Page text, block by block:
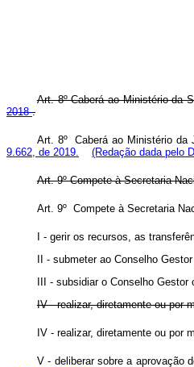
Art. 8º Caberá ao Ministério da
2018.
Art. 8º Caberá ao Ministério da
9.662, de 2019.
(Redação dada pelo
Art. 9º Compete à Secretaria
Art. 9º Compete à Secretaria
I - gerir os recursos, as
II - submeter ao Conselho
III - subsidiar o Conselho
IV - realizar, diretamente ou por
IV - realizar, diretamente ou
V - deliberar sobre a aprovação